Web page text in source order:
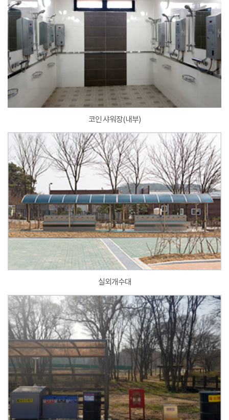
코인 샤워장(내부)
실외개수대